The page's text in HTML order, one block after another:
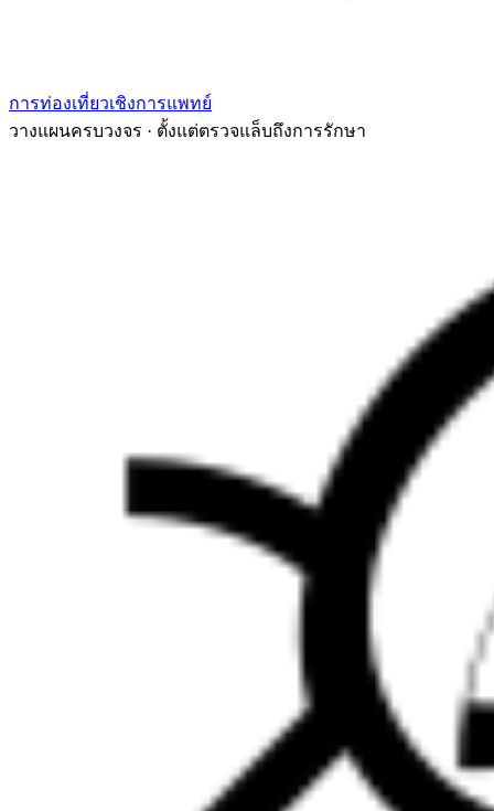
การท่องเที่ยวเชิงการแพทย์
วางแผนครบวงจร · ตั้งแต่ตรวจแล็บถึงการรักษา